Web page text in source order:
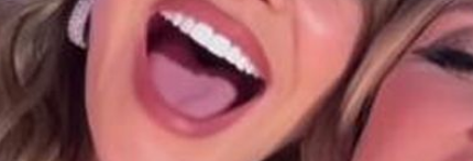
Promiflash Exklusiv
Alle Themen auf Promiflash
Jobs